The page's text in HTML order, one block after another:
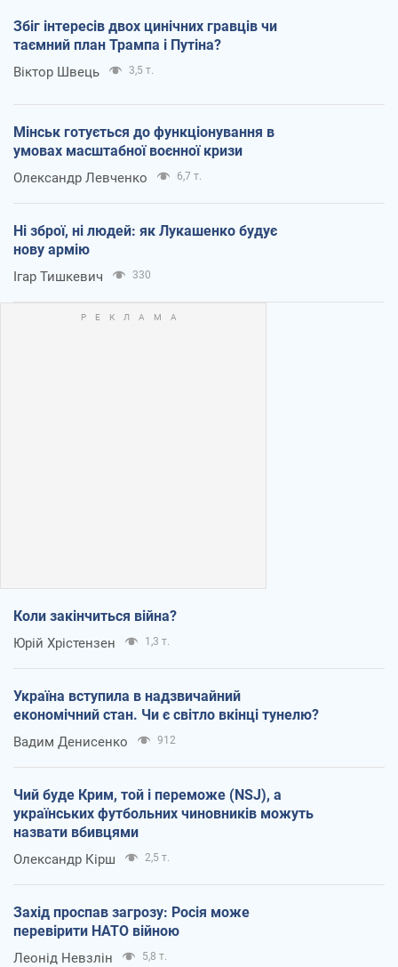
Збіг інтересів двох цинічних гравців чи
таємний план Трампа і Путіна?
Віктор Швець 3,5 т.
Мінськ готується до функціонування в
умовах масштабної воєнної кризи
Олександр Левченко 6,7 т.
Ні зброї, ні людей: як Лукашенко будує
нову армію
Ігар Тишкевич 330
Коли закінчиться війна?
Юрій Хрістензен 1,3 т.
Україна вступила в надзвичайний
економічний стан. Чи є світло вкінці тунелю?
Вадим Денисенко 912
Чий буде Крим, той і переможе (NSJ), а
українських футбольних чиновників можуть
назвати вбивцями
Олександр Кірш 2,5 т.
Захід проспав загрозу: Росія може
перевірити НАТО війною
Леонід Невзлін 5,8 т.